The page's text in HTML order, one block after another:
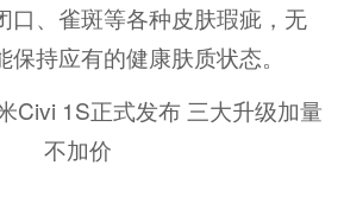
口、雀斑等各种皮肤瑕疵，无
持应有的健康肤质状态。